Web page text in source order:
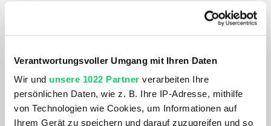
Verantwortungsvoller Umgang mit Ihren Daten
Wir und unsere 1022 Partner verarbeiten Ihre
persönlichen Daten, wie z. B. Ihre IP-Adresse, mithilfe
von Technologien wie Cookies, um Informationen auf
Ihrem Gerät zu speichern und darauf zuzugreifen und so
Patagonia Herren Terravia Trail Pants
Regular
Größe:
GRÖSSE VARIANTE WÄHLEN